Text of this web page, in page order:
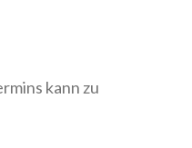
kann zu